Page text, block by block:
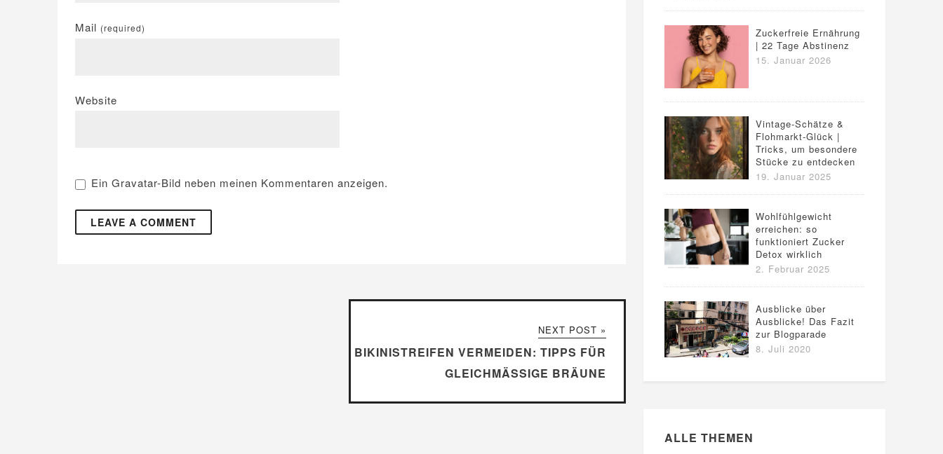
Mail (required)
Website
Ein Gravatar-Bild neben meinen Kommentaren anzeigen.
NEXT POST »
BIKINISTREIFEN VERMEIDEN: TIPPS FÜR
GLEICHMÄSSIGE BRÄUNE
Zuckerfreie Ernährung
| 22 Tage Abstinenz
15. Januar 2026
Vintage-Schätze &
Flohmarkt-Glück |
Tricks, um besondere
Stücke zu entdecken
19. Januar 2025
Wohlfühlgewicht
erreichen: so
funktioniert Zucker
Detox wirklich
2. Februar 2025
Ausblicke über
Ausblicke! Das Fazit
zur Blogparade
8. Juli 2020
ALLE THEMEN